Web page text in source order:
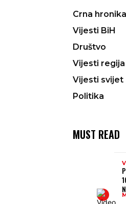
Crna hronika
Vijesti BiH
Društvo
Vijesti regija
Vijesti svijet
Politika
MUST READ